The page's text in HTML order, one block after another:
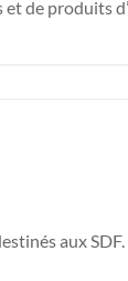
de produits
aux